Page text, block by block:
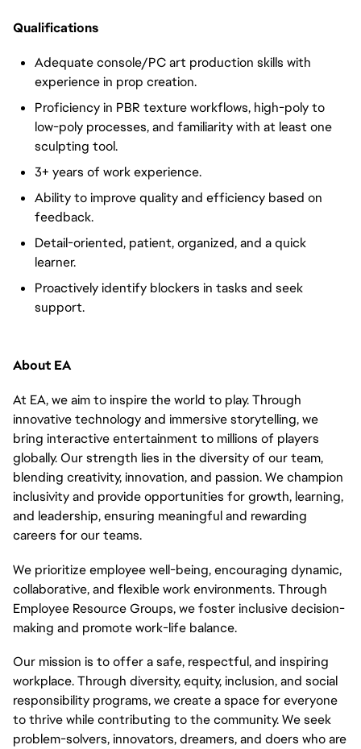
Qualifications
Adequate console/PC art production skills with
experience in prop creation.
Proficiency in PBR texture workflows, high-poly to
low-poly processes, and familiarity with at least one
sculpting tool.
3+ years of work experience.
Ability to improve quality and efficiency based on
feedback.
Detail-oriented, patient, organized, and a quick
learner.
Proactively identify blockers in tasks and seek
support.
About EA
At EA, we aim to inspire the world to play. Through
innovative technology and immersive storytelling, we
bring interactive entertainment to millions of players
globally. Our strength lies in the diversity of our team,
blending creativity, innovation, and passion. We champion
inclusivity and provide opportunities for growth, learning,
and leadership, ensuring meaningful and rewarding
careers for our teams.
We prioritize employee well-being, encouraging dynamic,
collaborative, and flexible work environments. Through
Employee Resource Groups, we foster inclusive decision-
making and promote work-life balance.
Our mission is to offer a safe, respectful, and inspiring
workplace. Through diversity, equity, inclusion, and social
responsibility programs, we create a space for everyone
to thrive while contributing to the community. We seek
problem-solvers, innovators, dreamers, and doers who are